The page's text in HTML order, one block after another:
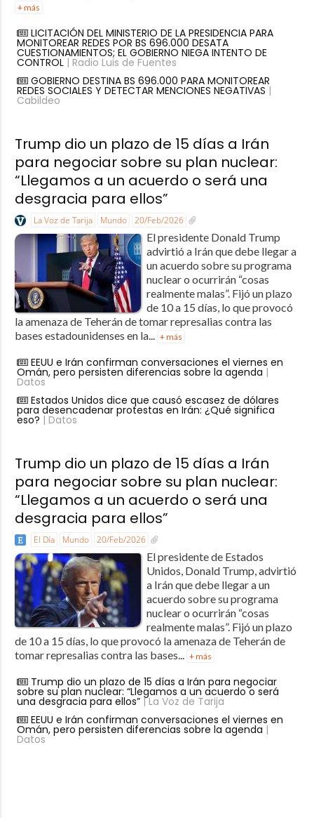
+ más
LICITACIÓN DEL MINISTERIO DE LA PRESIDENCIA PARA
MONITOREAR REDES POR BS 696.000 DESATA
CUESTIONAMIENTOS; EL GOBIERNO NIEGA INTENTO DE
CONTROL| Radio Luis de Fuentes
GOBIERNO DESTINA BS 696.000 PARA MONITOREAR
REDES SOCIALES Y DETECTAR MENCIONES NEGATIVAS |
Cabildeo
Trump dio un plazo de 15 días a Irán
para negociar sobre su plan nuclear:
“Llegamos a un acuerdo o será una
desgracia para ellos”
La Voz de Tarija Mundo 20/Feb/2026
El presidente Donald Trump
advirtió a Irán que debe llegar a
un acuerdo sobre su programa
nuclear o ocurrirán “cosas
realmente malas”. Fijó un plazo
de 10 a 15 días, lo que provocó
la amenaza de Teherán de tomar represalias contra las
bases estadounidenses en la... + más
EEUU e Irán confirman conversaciones el viernes en
Omán, pero persisten diferencias sobre la agenda |
Datos
Estados Unidos dice que causó escasez de dólares
para desencadenar protestas en Irán: ¿Qué significa
eso? | Datos
Trump dio un plazo de 15 días a Irán
para negociar sobre su plan nuclear:
“Llegamos a un acuerdo o será una
desgracia para ellos”
El Día Mundo 20/Feb/2026
El presidente de Estados
Unidos, Donald Trump, advirtió
a Irán que debe llegar a un
acuerdo sobre su programa
nuclear o ocurrirán “cosas
realmente malas”. Fijó un plazo
de 10 a 15 días, lo que provocó la amenaza de Teherán de
tomar represalias contra las bases... + más
Trump dio un plazo de 15 días a Irán para negociar
sobre su plan nuclear: “Llegamos a un acuerdo o será
una desgracia para ellos”| La Voz de Tarija
EEUU e Irán confirman conversaciones el viernes en
Omán, pero persisten diferencias sobre la agenda |
Datos